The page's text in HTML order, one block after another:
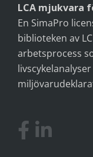
LCA mjukvara
En SimaPro
biblioteken av
arbetsprocess